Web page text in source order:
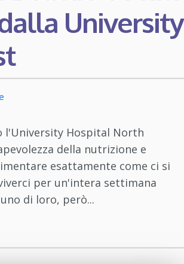
University
l'University Hospital North
della nutrizione e
esattamente come ci si
per un'intera settimana
di loro, però...